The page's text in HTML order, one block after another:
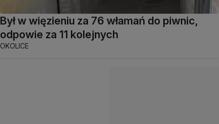
Był w więzieniu za 76 włamań do piwnic,
odpowie za 11 kolejnych
OKOLICE